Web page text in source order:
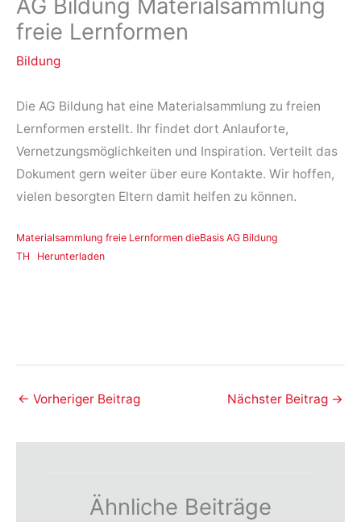
AG Bildung Materialsammlung
freie Lernformen
Bildung
Die AG Bildung hat eine Materialsammlung zu freien
Lernformen erstellt. Ihr findet dort Anlauforte,
Vernetzungsmöglichkeiten und Inspiration. Verteilt das
Dokument gern weiter über eure Kontakte. Wir hoffen,
vielen besorgten Eltern damit helfen zu können.
Materialsammlung freie Lernformen dieBasis AG Bildung
TH
Herunterladen
← Vorheriger Beitrag Nächster Beitrag →
Ähnliche Beiträge